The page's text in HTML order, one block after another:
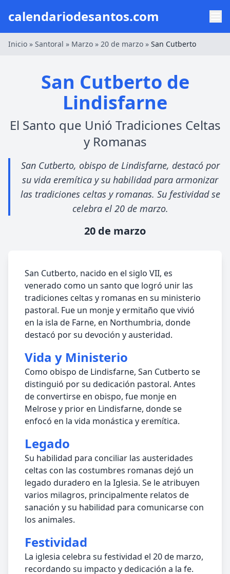
calendariodesantos.com
Inicio » Santoral » Marzo » 20 de marzo » San Cutberto
San Cutberto de
Lindisfarne
El Santo que Unió Tradiciones Celtas
y Romanas
San Cutberto, obispo de Lindisfarne, destacó por
su vida eremítica y su habilidad para armonizar
las tradiciones celtas y romanas. Su festividad se
celebra el 20 de marzo.
20 de marzo
San Cutberto, nacido en el siglo VII, es
venerado como un santo que logró unir las
tradiciones celtas y romanas en su ministerio
pastoral. Fue un monje y ermitaño que vivió
en la isla de Farne, en Northumbria, donde
destacó por su devoción y austeridad.
Vida y Ministerio
Como obispo de Lindisfarne, San Cutberto se
distinguió por su dedicación pastoral. Antes
de convertirse en obispo, fue monje en
Melrose y prior en Lindisfarne, donde se
enfocó en la vida monástica y eremítica.
Legado
Su habilidad para conciliar las austeridades
celtas con las costumbres romanas dejó un
legado duradero en la Iglesia. Se le atribuyen
varios milagros, principalmente relatos de
sanación y su habilidad para comunicarse con
los animales.
Festividad
La iglesia celebra su festividad el 20 de marzo,
recordando su impacto y dedicación a la fe.